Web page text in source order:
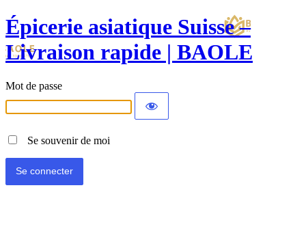
Épicerie asiatique Suisse –
Livraison rapide | BAOLE
Mot de passe
Se souvenir de moi